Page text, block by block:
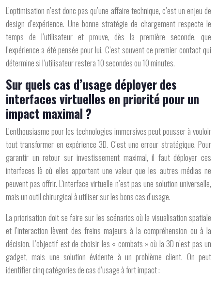
L’optimisation n’est donc pas qu’une affaire technique, c’est un enjeu de
design d’expérience. Une bonne stratégie de chargement respecte le
temps de l’utilisateur et prouve, dès la première seconde, que
l’expérience a été pensée pour lui. C’est souvent ce premier contact qui
détermine si l’utilisateur restera 10 secondes ou 10 minutes.
Sur quels cas d’usage déployer des
interfaces virtuelles en priorité pour un
impact maximal ?
L’enthousiasme pour les technologies immersives peut pousser à vouloir
tout transformer en expérience 3D. C’est une erreur stratégique. Pour
garantir un retour sur investissement maximal, il faut déployer ces
interfaces là où elles apportent une valeur que les autres médias ne
peuvent pas offrir. L’interface virtuelle n’est pas une solution universelle,
mais un outil chirurgical à utiliser sur les bons cas d’usage.
La priorisation doit se faire sur les scénarios où la visualisation spatiale
et l’interaction lèvent des freins majeurs à la compréhension ou à la
décision. L’objectif est de choisir les « combats » où la 3D n’est pas un
gadget, mais une solution évidente à un problème client. On peut
identifier cinq catégories de cas d’usage à fort impact :